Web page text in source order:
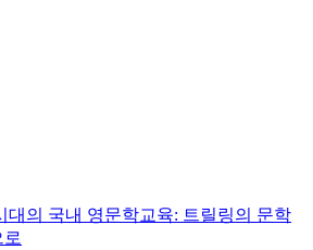
대의 국내 영문학교육: 트릴링의 문학
로